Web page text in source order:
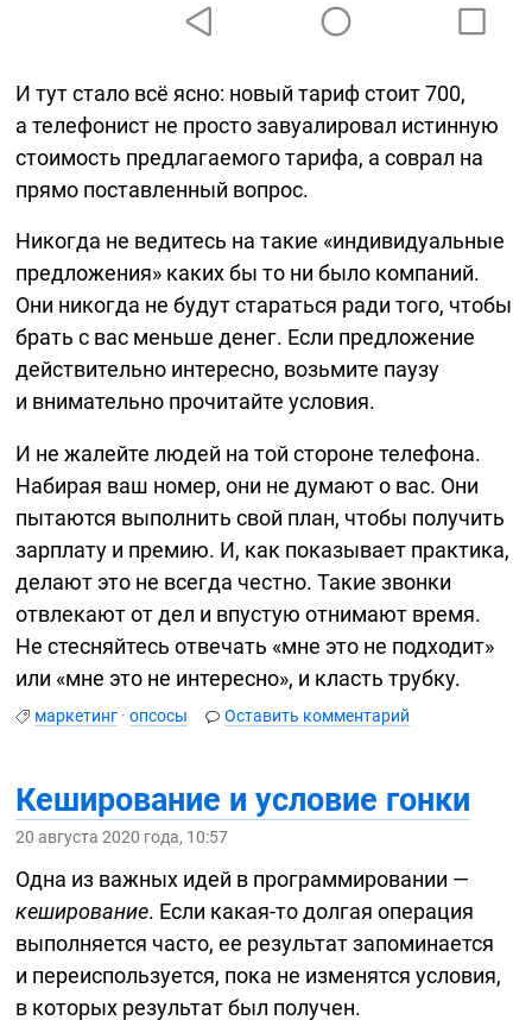
И тут стало всё ясно: новый тариф стоит 700,
а телефонист не просто завуалировал истинную
стоимость предлагаемого тарифа, а соврал на
прямо поставленный вопрос.
Никогда не ведитесь на такие «индивидуальные
предложения» каких бы то ни было компаний.
Они никогда не будут стараться ради того, чтобы
брать с вас меньше денег. Если предложение
действительно интересно, возьмите паузу
и внимательно прочитайте условия.
И не жалейте людей на той стороне телефона.
Набирая ваш номер, они не думают о вас. Они
пытаются выполнить свой план, чтобы получить
зарплату и премию. И, как показывает практика,
делают это не всегда честно. Такие звонки
отвлекают от дел и впустую отнимают время.
Не стесняйтесь отвечать «мне это не подходит»
или «мне это не интересно», и класть трубку.
маркетинг ·опсосы Оставить комментарий
Кеширование и условие гонки
20 августа 2020 года, 10:57
Одна из важных идей в программировании —
кеширование. Если какая-тодолгая операция
выполняется часто, ее результат запоминается
и переиспользуется, пока не изменятся условия,
в которых результат был получен.